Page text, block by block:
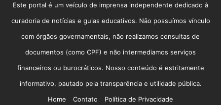
Este portal é um veículo de imprensa independente dedicado à
curadoria de notícias e guias educativos. Não possuímos vínculo
com órgãos governamentais, não realizamos consultas de
documentos (como CPF) e não intermediamos serviços
financeiros ou burocráticos. Nosso conteúdo é estritamente
informativo, pautado pela transparência e utilidade pública.
Home
Contato Política de Privacidade